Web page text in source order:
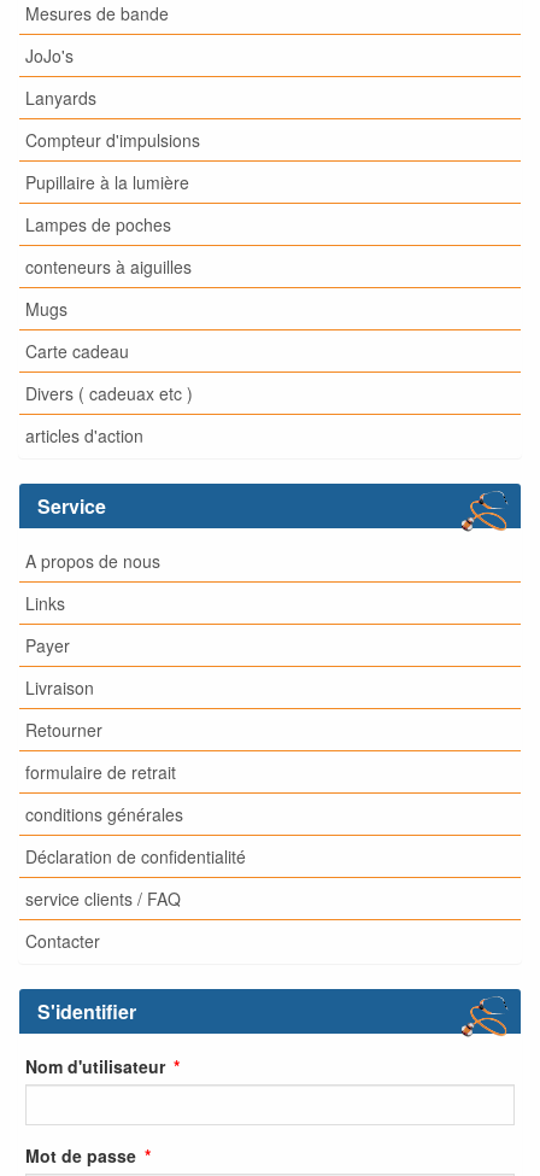
Mesures de bande
JoJo's
Lanyards
Compteur d'impulsions
Pupillaire à la lumière
Lampes de poches
conteneurs à aiguilles
Mugs
Carte cadeau
Divers ( cadeuax etc )
articles d'action
Service
A propos de nous
Links
Payer
Livraison
Retourner
formulaire de retrait
conditions générales
Déclaration de confidentialité
service clients / FAQ
Contacter
S'identifier
Nom d'utilisateur
Mot de passe